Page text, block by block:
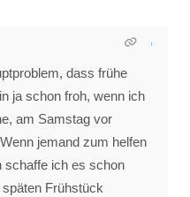
dass frühe
ja schon froh, wenn ich
am Samstag vor
jemand zum helfen
schaffe ich es schon
Frühstück